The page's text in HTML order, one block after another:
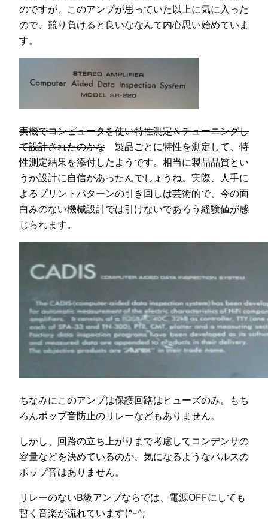
のですが、このアンプが思っていた以上に気に入った
ので、競り負けると良いななんて内心思い始めていま
す。
実機でコンピュータを使い特性測定＆チューニングし
て設計されたのかな 製品ごとに特性を測定して、特
性測定結果を添付したようです。相当に製品品質とい
うか設計に自信があったんでしょうね。実際、人手に
よるプリントパターンの引き回しは芸術的で、今の面
白みのない機械設計では引けないであろう経験値が感
じられます。
ちなみにこのアンプは保護回路はヒューズのみ。もち
ろんポップ音防止のリレーなどもありません。
しかし、回路の立ち上がりまで考慮してコンデンサの
容量などを決めているのか、気になるようなパルスの
ポップ音はありません。
リレーのないB級アンプならでは、電源OFFにしても
暫く音楽が流れています(^-^;